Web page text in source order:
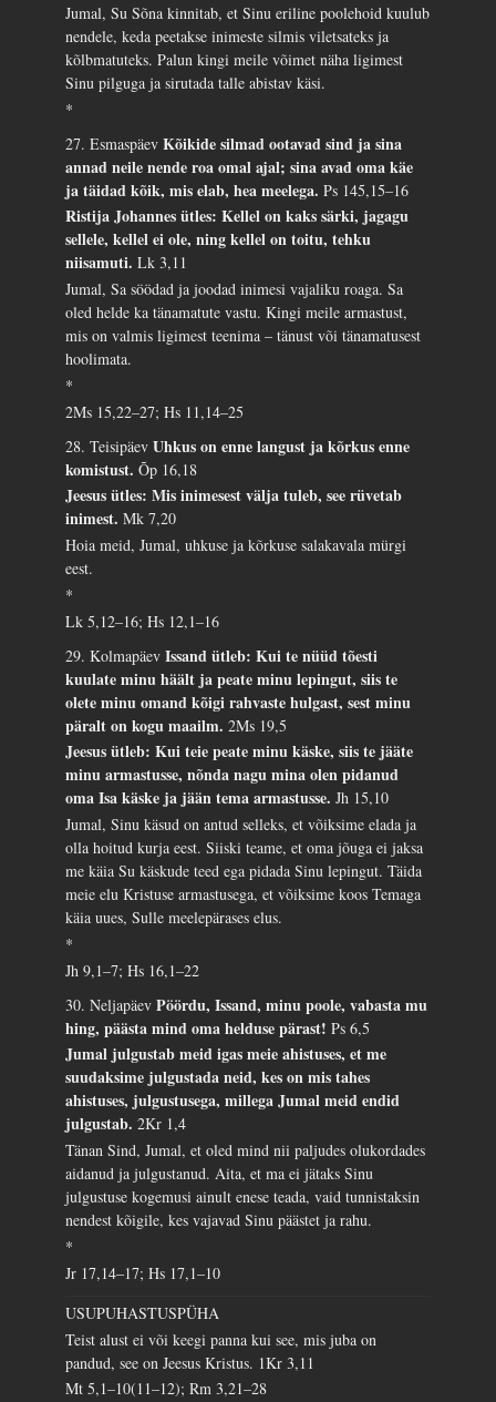
Jumal, Su Sõna kinnitab, et Sinu eriline poolehoid kuulub
nendele, keda peetakse inimeste silmis viletsateks ja
kõlbmatuteks. Palun kingi meile võimet näha ligimest
Sinu pilguga ja sirutada talle abistav käsi.
*
27. EsmaspäevKõikide silmad ootavad sind ja sina
annad neile nende roa omal ajal; sina avad oma käe
ja täidad kõik, mis elab, hea meelega.Ps 145,15–16
Ristija Johannes ütles: Kellel on kaks särki, jagagu
sellele, kellel ei ole, ning kellel on toitu, tehku
niisamuti.Lk 3,11
Jumal, Sa söödad ja joodad inimesi vajaliku roaga. Sa
oled helde ka tänamatute vastu. Kingi meile armastust,
mis on valmis ligimest teenima – tänust või tänamatusest
hoolimata.
*
2Ms 15,22–27; Hs 11,14–25
28. TeisipäevUhkus on enne langust ja kõrkus enne
komistust.Õp 16,18
Jeesus ütles: Mis inimesest välja tuleb, see rüvetab
inimest.Mk 7,20
Hoia meid, Jumal, uhkuse ja kõrkuse salakavala mürgi
eest.
*
Lk 5,12–16; Hs 12,1–16
29. KolmapäevIssand ütleb: Kui te nüüd tõesti
kuulate minu häält ja peate minu lepingut, siis te
olete minu omand kõigi rahvaste hulgast, sest minu
päralt on kogu maailm.2Ms 19,5
Jeesus ütleb: Kui teie peate minu käske, siis te jääte
minu armastusse, nõnda nagu mina olen pidanud
oma Isa käske ja jään tema armastusse.Jh 15,10
Jumal, Sinu käsud on antud selleks, et võiksime elada ja
olla hoitud kurja eest. Siiski teame, et oma jõuga ei jaksa
me käia Su käskude teed ega pidada Sinu lepingut. Täida
meie elu Kristuse armastusega, et võiksime koos Temaga
käia uues, Sulle meelepärases elus.
*
Jh 9,1–7; Hs 16,1–22
30. NeljapäevPöördu, Issand, minu poole, vabasta mu
hing, päästa mind oma helduse pärast!Ps 6,5
Jumal julgustab meid igas meie ahistuses, et me
suudaksime julgustada neid, kes on mis tahes
ahistuses, julgustusega, millega Jumal meid endid
julgustab.2Kr 1,4
Tänan Sind, Jumal, et oled mind nii paljudes olukordades
aidanud ja julgustanud. Aita, et ma ei jätaks Sinu
julgustuse kogemusi ainult enese teada, vaid tunnistaksin
nendest kõigile, kes vajavad Sinu päästet ja rahu.
*
Jr 17,14–17; Hs 17,1–10
USUPUHASTUSPÜHA
Teist alust ei või keegi panna kui see, mis juba on
pandud, see on Jeesus Kristus. 1Kr 3,11
Mt 5,1–10(11–12); Rm 3,21–28